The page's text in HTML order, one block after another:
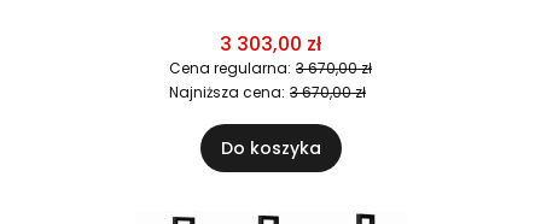
3 303,00 zł
Cena regularna: 3 670,00 zł
Najniższa cena: 3 670,00 zł
Do koszyka